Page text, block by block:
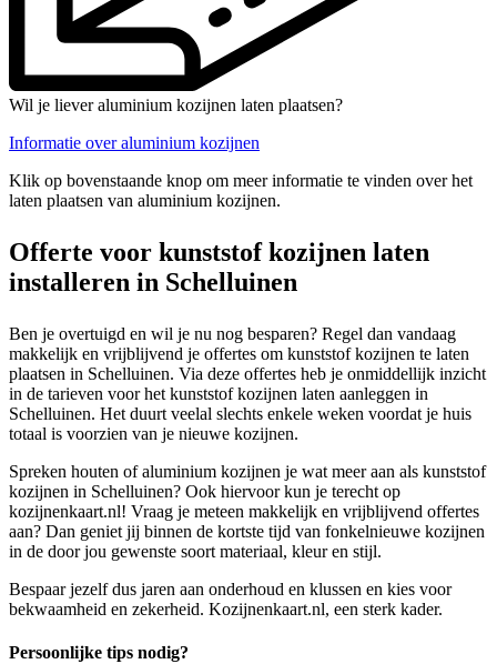
Wil je liever aluminium kozijnen laten plaatsen?
Informatie over aluminium kozijnen
Klik op bovenstaande knop om meer informatie te vinden over het
laten plaatsen van aluminium kozijnen.
Offerte voor kunststof kozijnen laten
installeren in Schelluinen
Ben je overtuigd en wil je nu nog besparen? Regel dan vandaag
makkelijk en vrijblijvend je offertes om kunststof kozijnen te laten
plaatsen in Schelluinen. Via deze offertes heb je onmiddellijk inzicht
in de tarieven voor het kunststof kozijnen laten aanleggen in
Schelluinen. Het duurt veelal slechts enkele weken voordat je huis
totaal is voorzien van je nieuwe kozijnen.
Spreken houten of aluminium kozijnen je wat meer aan als kunststof
kozijnen in Schelluinen? Ook hiervoor kun je terecht op
kozijnenkaart.nl! Vraag je meteen makkelijk en vrijblijvend offertes
aan? Dan geniet jij binnen de kortste tijd van fonkelnieuwe kozijnen
in de door jou gewenste soort materiaal, kleur en stijl.
Bespaar jezelf dus jaren aan onderhoud en klussen en kies voor
bekwaamheid en zekerheid. Kozijnenkaart.nl, een sterk kader.
Persoonlijke tips nodig?